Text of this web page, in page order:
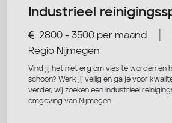
Industrieel
2800 - 3500 per maand
Regio Nijmegen
Vind jij het niet erg om vies te worden en
schoon? Werk jij veilig en ga je voor
verder, wij zoeken een industrieel
omgeving van Nijmegen.